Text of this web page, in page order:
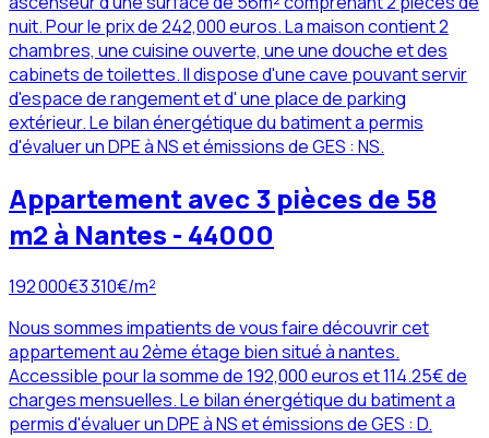
nuit. Pour le prix de 242,000 euros. La maison contient 2
chambres, une cuisine ouverte, une une douche et des
cabinets de toilettes. Il dispose d'une cave pouvant servir
d'espace de rangement et d' une place de parking
extérieur. Le bilan énergétique du batiment a permis
d'évaluer un DPE à NS et émissions de GES : NS.
Appartement avec 3 pièces de 58
m2 à Nantes - 44000
192 000€3 310€/m²
Nous sommes impatients de vous faire découvrir cet
appartement au 2ème étage bien situé à nantes.
Accessible pour la somme de 192,000 euros et 114.25€ de
charges mensuelles. Le bilan énergétique du batiment a
permis d'évaluer un DPE à NS et émissions de GES : D.